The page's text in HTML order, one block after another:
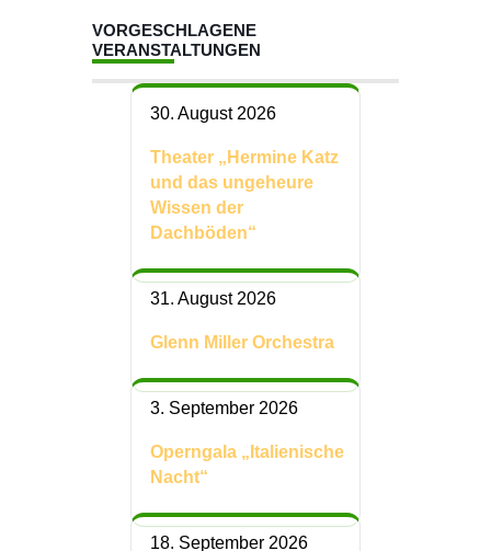
VORGESCHLAGENE
VERANSTALTUNGEN
30. August 2026
Theater „Hermine Katz
und das ungeheure
Wissen der
Dachböden“
31. August 2026
Glenn Miller Orchestra
3. September 2026
Operngala „Italienische
Nacht“
18. September 2026